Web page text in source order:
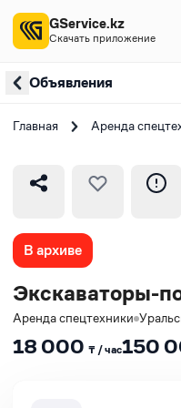
Объявления
Главная Аренда
В архиве
Экскаваторы-
Аренда спецтехники
18 000 ₸ / час150
GService.kz
Скачать приложение